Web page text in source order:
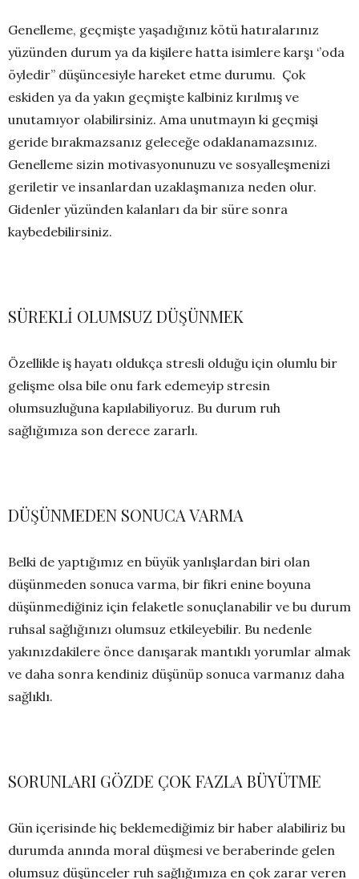
Genelleme, geçmişte yaşadığınız kötü hatıralarınız
yüzünden durum ya da kişilere hatta isimlere karşı ‘’oda
öyledir’’ düşüncesiyle hareket etme durumu. Çok
eskiden ya da yakın geçmişte kalbiniz kırılmış ve
unutamıyor olabilirsiniz. Ama unutmayın ki geçmişi
geride bırakmazsanız geleceğe odaklanamazsınız.
Genelleme sizin motivasyonunuzu ve sosyalleşmenizi
geriletir ve insanlardan uzaklaşmanıza neden olur.
Gidenler yüzünden kalanları da bir süre sonra
kaybedebilirsiniz.
SÜREKLİ OLUMSUZ DÜŞÜNMEK
Özellikle iş hayatı oldukça stresli olduğu için olumlu bir
gelişme olsa bile onu fark edemeyip stresin
olumsuzluğuna kapılabiliyoruz. Bu durum ruh
sağlığımıza son derece zararlı.
DÜŞÜNMEDEN SONUCA VARMA
Belki de yaptığımız en büyük yanlışlardan biri olan
düşünmeden sonuca varma, bir fikri enine boyuna
düşünmediğiniz için felaketle sonuçlanabilir ve bu durum
ruhsal sağlığınızı olumsuz etkileyebilir. Bu nedenle
yakınızdakilere önce danışarak mantıklı yorumlar almak
ve daha sonra kendiniz düşünüp sonuca varmanız daha
sağlıklı.
SORUNLARI GÖZDE ÇOK FAZLA BÜYÜTME
Gün içerisinde hiç beklemediğimiz bir haber alabiliriz bu
durumda anında moral düşmesi ve beraberinde gelen
olumsuz düşünceler ruh sağlığımıza en çok zarar veren